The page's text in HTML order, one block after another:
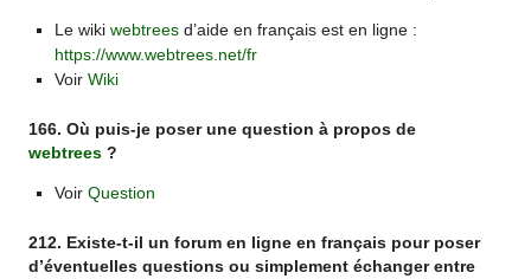
Le wiki webtreesd’aide en français est en ligne :
https://www.webtrees.net/fr
Voir Wiki
166. Où puis-je poser une question à propos de
webtrees ?
Voir Question
212. Existe-t-il un forum en ligne en français pour poser
d’éventuelles questions ou simplement échanger entre